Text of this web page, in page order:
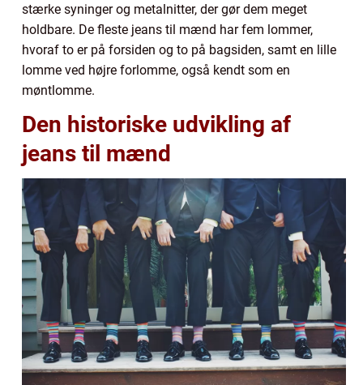
stærke syninger og metalnitter, der gør dem meget
holdbare. De fleste jeans til mænd har fem lommer,
hvoraf to er på forsiden og to på bagsiden, samt en lille
lomme ved højre forlomme, også kendt som en
møntlomme.
Den historiske udvikling af
jeans til mænd